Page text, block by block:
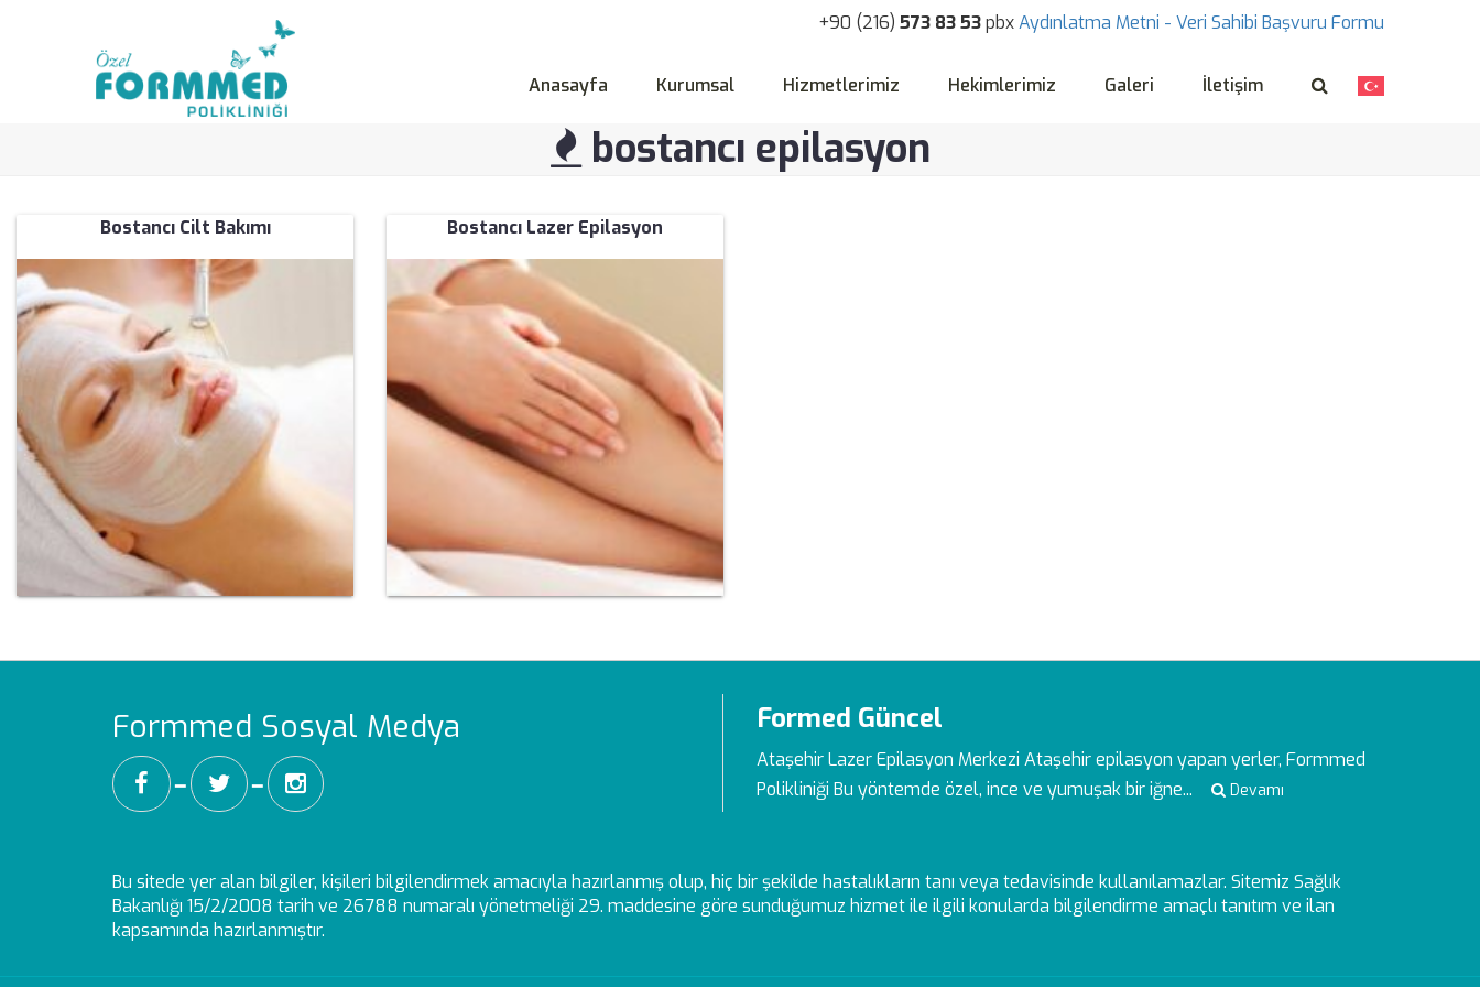
+90 (216) 573 83 53pbxAydınlatma Metni - Veri Sahibi Başvuru Formu
Anasayfa Kurumsal Hizmetlerimiz Hekimlerimiz Galeri İletişim
bostancı epilasyon
Bostancı Cilt Bakımı Bostancı Lazer Epilasyon
Formmed Sosyal Medya
━ ━
Formed Güncel
Ataşehir Lazer Epilasyon Merkezi Ataşehir epilasyon yapan yerler, Formmed
Polikliniği Bu yöntemde özel, ince ve yumuşak bir iğne...
Devamı
Bu sitede yer alan bilgiler, kişileri bilgilendirmek amacıyla hazırlanmış olup, hiç bir şekilde hastalıkların tanı veya tedavisinde kullanılamazlar. Sitemiz Sağlık
Bakanlığı 15/2/2008 tarih ve 26788 numaralı yönetmeliği 29. maddesine göre sunduğumuz hizmet ile ilgili konularda bilgilendirme amaçlı tanıtım ve ilan
kapsamında hazırlanmıştır.